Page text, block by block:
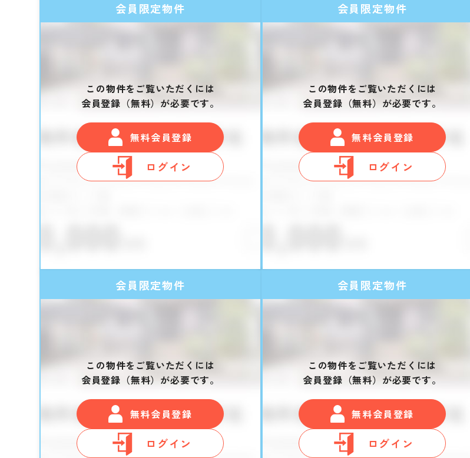
会員限定物件
この物件をご覧いただくには
会員登録（無料）が必要です。
無料会員登録
ログイン
会員限定物件
この物件をご覧いただくには
会員登録（無料）が必要です。
無料会員登録
ログイン
会員限定物件
この物件をご覧いただくには
会員登録（無料）が必要です。
無料会員登録
ログイン
会員限定物件
この物件をご覧いただくには
会員登録（無料）が必要です。
無料会員登録
ログイン